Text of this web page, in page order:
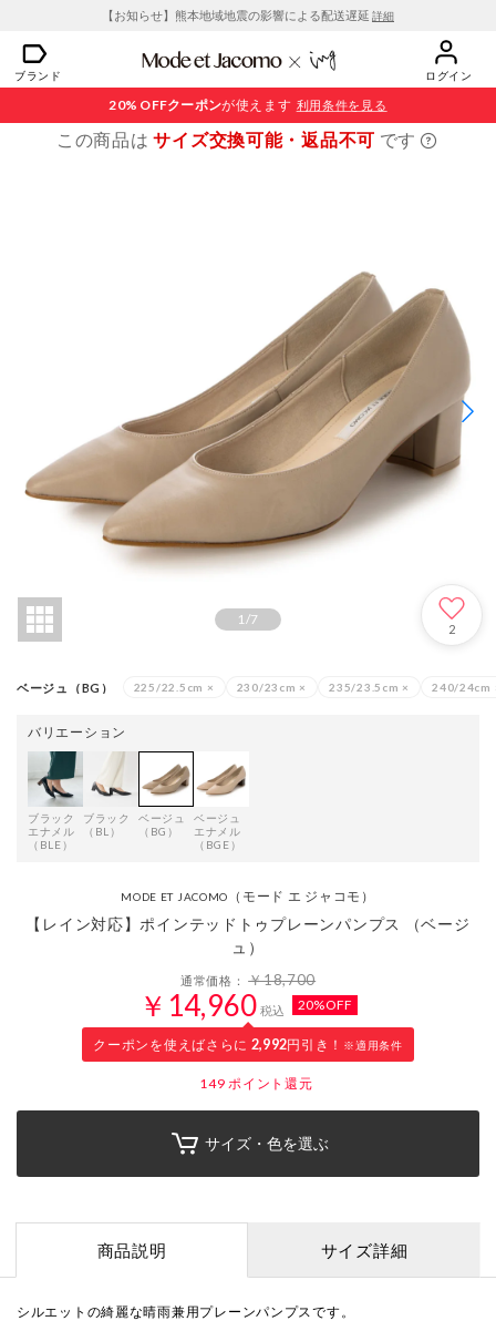
【お知らせ】熊本地域地震の影響による配送遅延 詳細
ブランド ログイン
20% OFFクーポンが使えます 利用条件を見る
この商品はサイズ交換可能・返品不可 です
1/7
2
ベージュ（BG） 225/22.5cm × 230/23cm × 235/23.5cm × 240/24cm
バリエーション
ブラック
エナメル
（BLE）
ブラック
（BL）
ベージュ
（BG）
ベージュ
エナメル
（BGE）
MODE ET JACOMO （モード エ ジャコモ）
【レイン対応】ポインテッドトゥプレーンパンプス （ベージ
ュ）
通常価格：￥18,700
￥14,960 税込 20%OFF
クーポンを使えばさらに 2,992円引き！ ※適用条件
149 ポイント還元
サイズ・色を選ぶ
商品説明 サイズ詳細
シルエットの綺麗な晴雨兼用プレーンパンプスです。